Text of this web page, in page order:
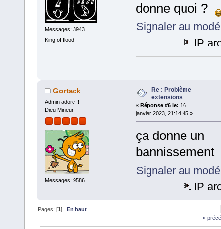
Messages: 3943
King of flood
donne quoi ?
Signaler au
IP
Gortack
Admin adoré !!
Dieu Mineur
Messages: 9586
Re : Problème
extensions
« Réponse #6 le: 16
janvier 2023, 21:14:45 »
ça donne un
bannissement
Signaler au
IP
Pages: [1]En haut
«